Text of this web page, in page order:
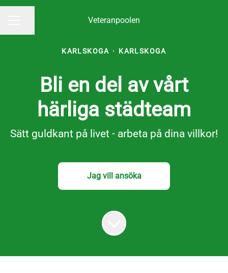
Veteranpoolen
KARLSKOGA · KARLSKOGA
Bli en del av vårt
härliga städteam
Sätt guldkant på livet - arbeta på dina villkor!
Jag vill ansöka